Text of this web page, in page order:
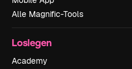
Alle Magnific-Tools
Loslegen
Academy